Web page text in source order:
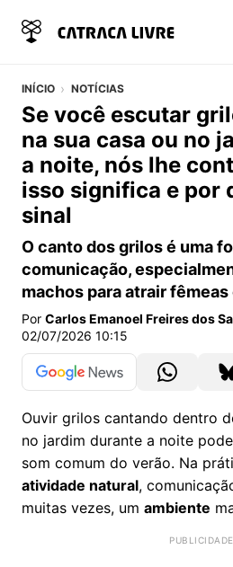
INÍCIO NOTÍCIAS
Se você escutar
na sua casa ou no
a noite, nós lhe
isso significa e por
sinal
O canto dos grilos é uma
comunicação,
machos para atrair
Por Carlos Emanoel Freires dos
02/07/2026 10:15
Ouvir grilos cantando dentro
no jardim durante a noite
som comum do verão. Na
atividade natural,
muitas vezes, um ambiente